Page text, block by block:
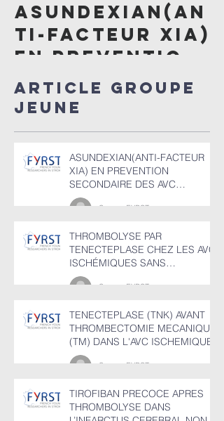
ASUNDEXIAN(AN
TI-FACTEUR XIA)
EN PREVENTION
SECONDAIRE
DES AVC
Article GROUPE
JEUNE
ASUNDEXIAN(ANTI-FACTEUR
XIA) EN PREVENTION
SECONDAIRE DES AVC
ISCHEMIQUES​​
Groupe FYRST
THROMBOLYSE PAR
TENECTEPLASE CHEZ LES AVC
ISCHÉMIQUES SANS
OCCLUSION DE GROS TRONC
Groupe FYRST
TENECTEPLASE (TNK) AVANT
THROMBECTOMIE MECANIQUE
(TM) DANS L'AVC ISCHEMIQUE
Groupe FYRST
TIROFIBAN PRECOCE APRES
THROMBOLYSE DANS